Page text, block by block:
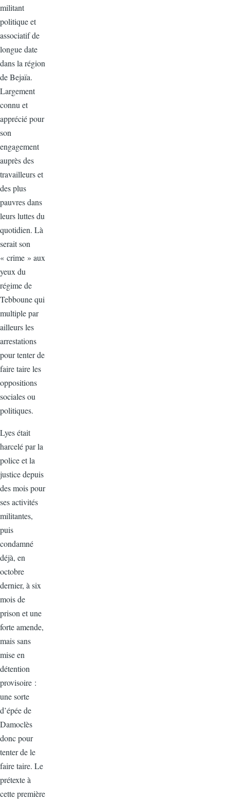
militant
politique et
associatif de
longue date
dans la région
de Bejaïa.
Largement
connu et
apprécié pour
son
engagement
auprès des
travailleurs et
des plus
pauvres dans
leurs luttes du
quotidien. Là
serait son
« crime » aux
yeux du
régime de
Tebboune qui
multiple par
ailleurs les
arrestations
pour tenter de
faire taire les
oppositions
sociales ou
politiques.
Lyes était
harcelé par la
police et la
justice depuis
des mois pour
ses activités
militantes,
puis
condamné
déjà, en
octobre
dernier, à six
mois de
prison et une
forte amende,
mais sans
mise en
détention
provisoire :
une sorte
d’épée de
Damoclès
donc pour
tenter de le
faire taire. Le
prétexte à
cette première